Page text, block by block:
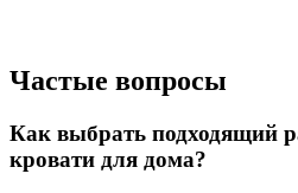
Частые вопросы
Как выбрать подходящий
кровати для дома?